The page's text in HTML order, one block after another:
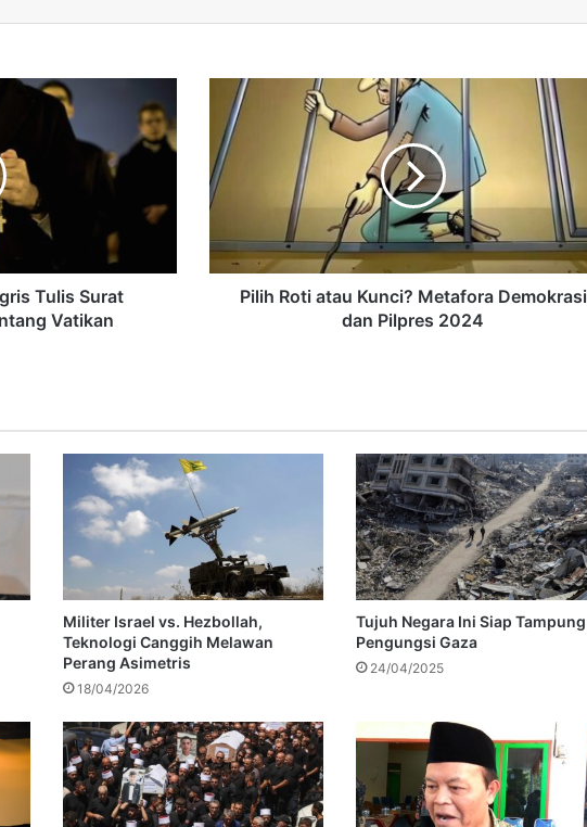
Tulis Surat
Vatikan
Pilih Roti atau Kunci? Metafora Demokrasi
dan Pilpres 2024
Militer Israel vs. Hezbollah,
Teknologi Canggih Melawan
Perang Asimetris
18/04/2026
Tujuh Negara Ini Siap Tampung
Pengungsi Gaza
24/04/2025